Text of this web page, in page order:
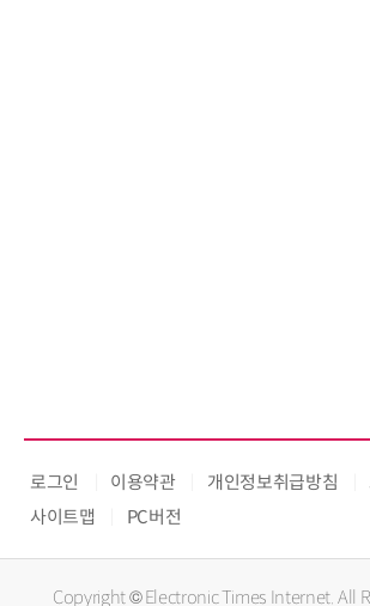
로그인 이용약관 개인정보취급방침
사이트맵
PC버전
Copyright © Electronic Times Internet. All